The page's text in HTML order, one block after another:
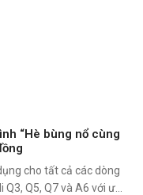
“Hè bùng nổ cùng
cho tất cả các dòng
Q5, Q7 và A6 với ưu